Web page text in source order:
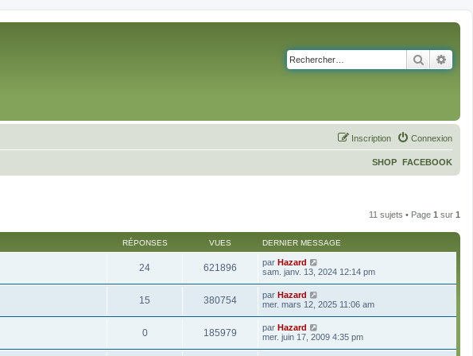
Connexion
Inscription
FACEBOOK
SHOP
11 sujets • Page 1 sur 1
RÉPONSES VUES DERNIER MESSAGE
24 621896 par Hazard
sam. janv. 13, 2024 12:14 pm
15 380754 par Hazard
mer. mars 12, 2025 11:06 am
0 185979 par Hazard
mer. juin 17, 2009 4:35 pm